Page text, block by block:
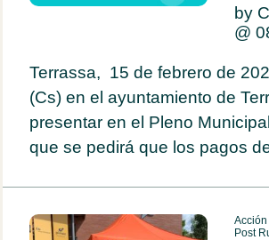
by
@
Terrassa, 15 de febrero de
(Cs) en el ayuntamiento de
presentar en el Pleno
que se pedirá que los pagos
Post